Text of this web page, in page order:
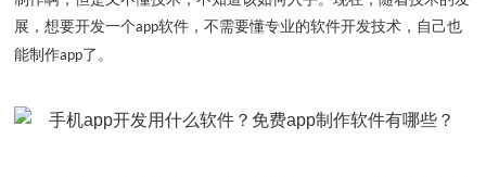
展，想要开发一个app软件，不需要懂专业的软件开发技术，自己也
能制作app了。